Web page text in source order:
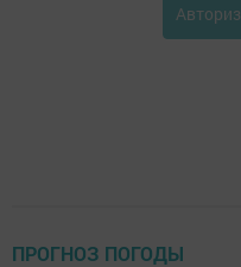
ПРОГНОЗ ПОГОДЫ